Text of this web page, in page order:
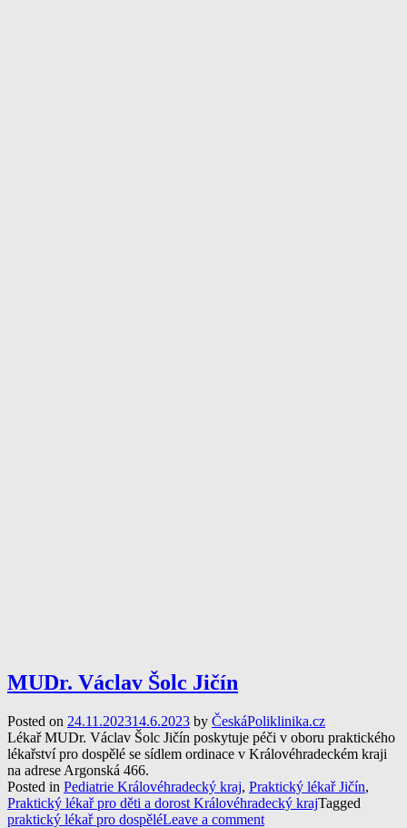
MUDr. Václav Šolc Jičín
Posted on 24.11.202314.6.2023 by ČeskáPoliklinika.cz
Lékař MUDr. Václav Šolc Jičín poskytuje péči v oboru praktického
lékařství pro dospělé se sídlem ordinace v Královéhradeckém kraji
na adrese Argonská 466.
Posted in Pediatrie Královéhradecký kraj, Praktický lékař Jičín,
Praktický lékař pro děti a dorost Královéhradecký krajTagged
praktický lékař pro dospěléLeave a comment